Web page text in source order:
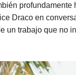
profundamente
Draco en
un trabajo que no